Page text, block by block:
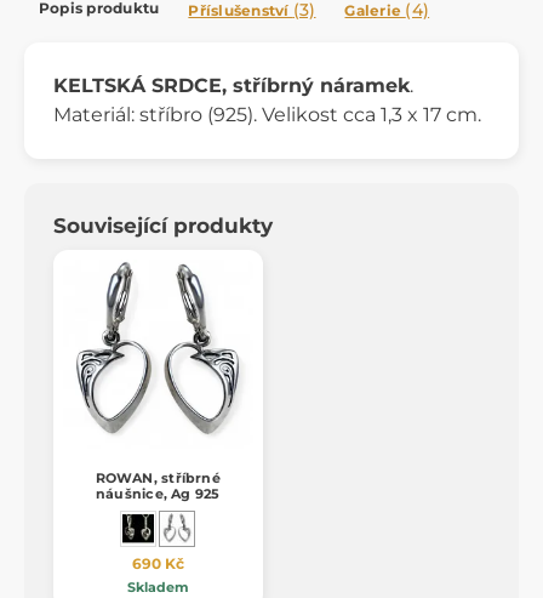
Popis produktu Příslušenství (3) Galerie (4)
KELTSKÁ SRDCE, stříbrný náramek.
Materiál: stříbro (925). Velikost cca 1,3 x 17 cm.
Související produkty
ROWAN, stříbrné
náušnice, Ag 925
690 Kč
Skladem